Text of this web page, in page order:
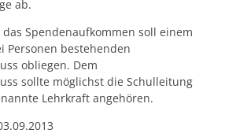
ab.
Spendenaufkommen soll einem
Personen bestehenden
obliegen. Dem
sollte möglichst die Schulleitung
Lehrkraft angehören.